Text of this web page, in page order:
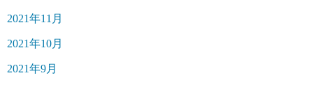
2021年11月
2021年10月
2021年9月